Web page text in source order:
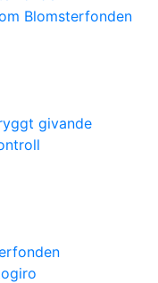
Blomsterfonden
givande